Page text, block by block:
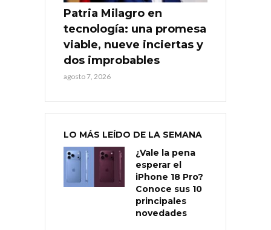
Patria Milagro en
tecnología: una promesa
viable, nueve inciertas y
dos improbables
agosto 7, 2026
LO MÁS LEÍDO DE LA SEMANA
¿Vale la pena
esperar el
iPhone 18 Pro?
Conoce sus 10
principales
novedades